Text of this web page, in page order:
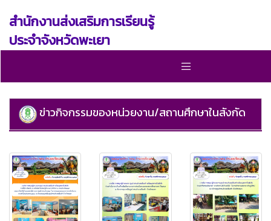
สำนักงานส่งเสริมการเรียนรู้
ประจำจังหวัดพะเยา
ข่าวกิจกรรมของหน่วยงาน/สถานศึกษาในสังกัด